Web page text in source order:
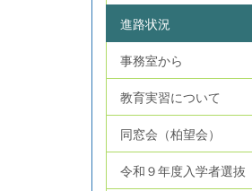
進路状況
事務室から
教育実習について
同窓会（柏望会）
令和９年度入学者選抜